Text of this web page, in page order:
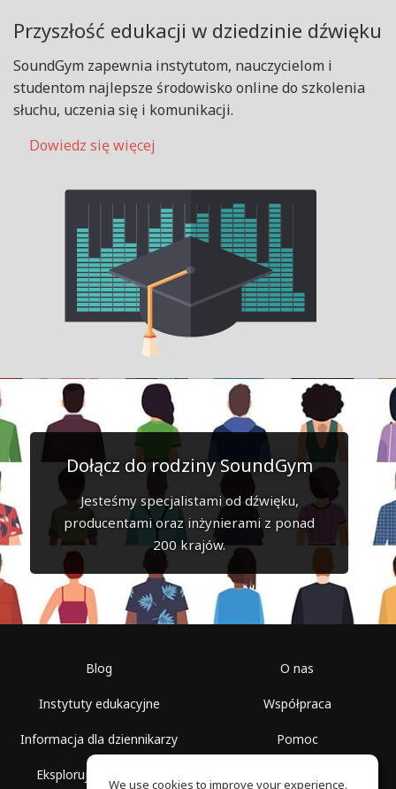
Przyszłość edukacji w dziedzinie dźwięku
SoundGym zapewnia instytutom, nauczycielom i
studentom najlepsze środowisko online do szkolenia
słuchu, uczenia się i komunikacji.
Dowiedz się więcej
Dołącz do rodziny SoundGym
Jesteśmy specjalistami od dźwięku,
producentami oraz inżynierami z ponad
200 krajów.
Blog
Instytuty edukacyjne
Informacja dla dziennikarzy
Eksploruj przestrzenie
O nas
Współpraca
Pomoc
We use cookies to improve your experience.